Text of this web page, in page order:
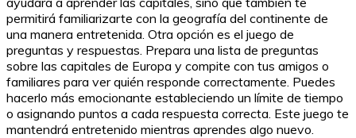
permitirá familiarizarte con la geografía del continente de
una manera entretenida. Otra opción es el juego de
preguntas y respuestas. Prepara una lista de preguntas
sobre las capitales de Europa y compite con tus amigos o
familiares para ver quién responde correctamente. Puedes
hacerlo más emocionante estableciendo un límite de tiempo
o asignando puntos a cada respuesta correcta. Este juego te
mantendrá entretenido mientras aprendes algo nuevo.